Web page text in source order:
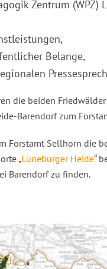
Zentrum (WPZ)
Belange,
die beiden
Barendorf zum
Forstamt Sellhorn die
„Lüneburger Heide“
Barendorf zu finden.